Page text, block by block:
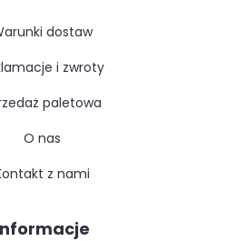
warunki dostaw
i zwroty
paletowa
o nas
kontakt z nami